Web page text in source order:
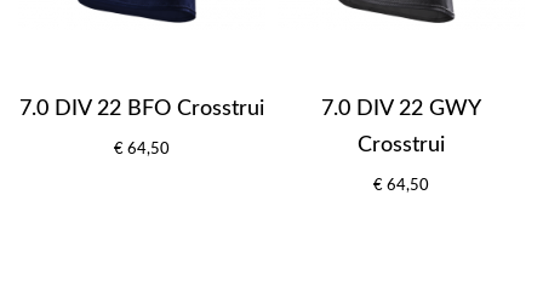
7.0 DIV 22 BFO Crosstrui
€ 64,50
7.0 DIV 22 GWY
Crosstrui
€ 64,50